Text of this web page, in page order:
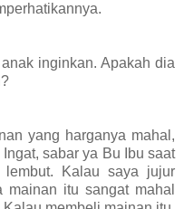
inginkan. Apakah dia
yang harganya mahal,
sabar ya Bu Ibu saat
lembut. Kalau saya jujur
itu sangat mahal